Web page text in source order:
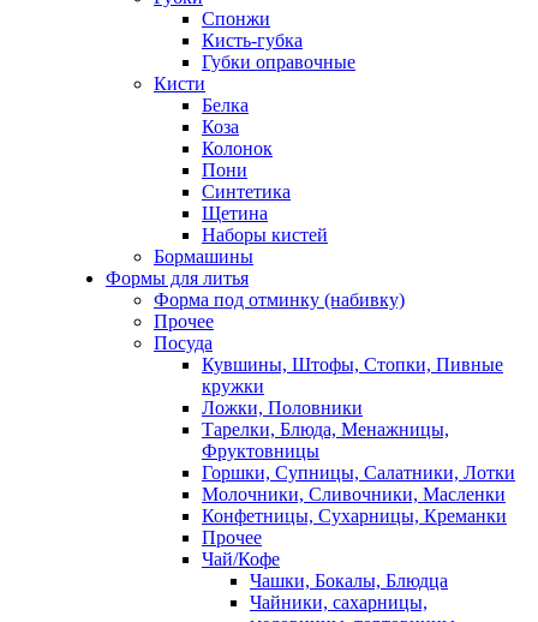
Спонжи
Кисть-губка
Губки оправочные
Кисти
Белка
Коза
Колонок
Пони
Синтетика
Щетина
Наборы кистей
Бормашины
Формы для литья
Форма под отминку (набивку)
Прочее
Посуда
Кувшины, Штофы, Стопки, Пивные
кружки
Ложки, Половники
Тарелки, Блюда, Менажницы,
Фруктовницы
Горшки, Супницы, Салатники, Лотки
Молочники, Сливочники, Масленки
Конфетницы, Сухарницы, Креманки
Прочее
Чай/Кофе
Чашки, Бокалы, Блюдца
Чайники, сахарницы,